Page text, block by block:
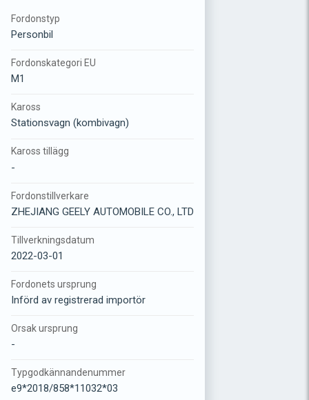
Fordonstyp
Personbil
Fordonskategori EU
M1
Kaross
Stationsvagn (kombivagn)
Kaross tillägg
-
Fordonstillverkare
ZHEJIANG GEELY AUTOMOBILE CO., LTD
Tillverkningsdatum
2022-03-01
Fordonets ursprung
Införd av registrerad importör
Orsak ursprung
-
Typgodkännandenummer
e9*2018/858*11032*03